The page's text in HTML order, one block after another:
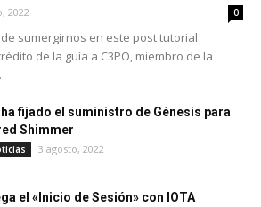
2022 0
sumergirnos en este post tutorial
de la guía a C3PO, miembro de la
ha fijado el suministro de Génesis para
Shimmer
3 agosto, 2022
el «Inicio de Sesión» con IOTA